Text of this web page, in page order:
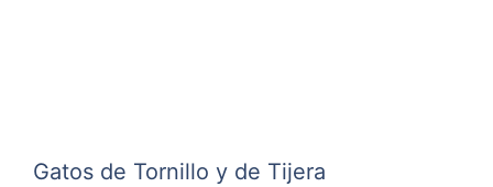
Gatos de Tornillo y de Tijera